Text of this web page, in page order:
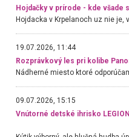
Hojdačky v prírode - kde všade
19.07.2026, 11:44
Rozprávkový les pri kolibe
09.07.2026, 15:15
Vnútorné detské ihrisko